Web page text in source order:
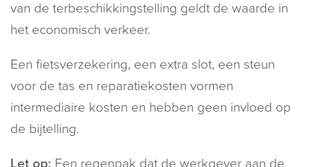
van de terbeschikkingstelling geldt de waarde in
het economisch verkeer.
Een fietsverzekering, een extra slot, een steun
voor de tas en reparatiekosten vormen
intermediaire kosten en hebben geen invloed op
de bijtelling.
Let op: Een regenpak dat de werkgever aan de